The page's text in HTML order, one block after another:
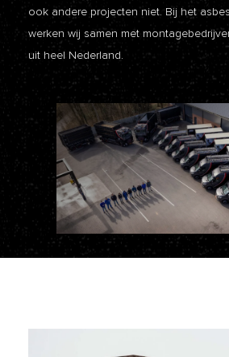
ook andere projecten niet. Bij het
werken wij samen met
uit heel Nederland.